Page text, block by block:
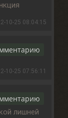
10-25 08:04:15
10-25 07:56:11
лишней